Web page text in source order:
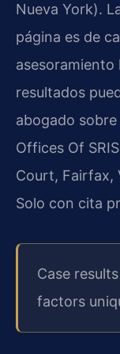
Nueva York).
página es de
asesoramiento
resultados
abogado
Offices Of
Court, Fairfax,
Solo con cita
Case
factors